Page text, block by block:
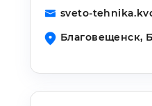
sveto-
Благовещенск,